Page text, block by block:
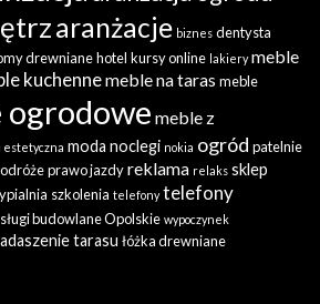
aranżacje biznes dentysta
drewnianehotel kursy online lakiery meble
kuchennemeble na taras meble
ogrodowe meble z
estetyczna moda noclegi nokia ogród patelnie
prawo jazdyreklama relaks sklep
szkolenia telefony telefony
budowlane Opolskie wypoczynek
tarasu łóżka drewniane